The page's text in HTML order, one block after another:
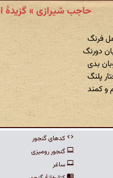
حاجب شیرازی » گزیدهٔ
فرنگ
دورنگ
بدی
پلنگ
و کمند
کدهای گنجور
گنجور رومیزی
ساغر